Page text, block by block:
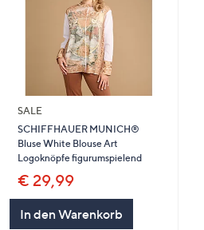
SALE
SCHIFFHAUER MUNICH®
Bluse White Blouse Art
Logoknöpfe figurumspielend
€ 29,99
In den Warenkorb